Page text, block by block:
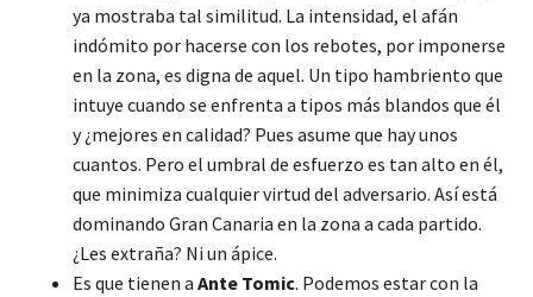
ya mostraba tal similitud. La intensidad, el afán
indómito por hacerse con los rebotes, por imponerse
en la zona, es digna de aquel. Un tipo hambriento que
intuye cuando se enfrenta a tipos más blandos que él
y ¿mejores en calidad? Pues asume que hay unos
cuantos. Pero el umbral de esfuerzo es tan alto en él,
que minimiza cualquier virtud del adversario. Así está
dominando Gran Canaria en la zona a cada partido.
¿Les extraña? Ni un ápice.
Es que tienen a Ante Tomic. Podemos estar con la